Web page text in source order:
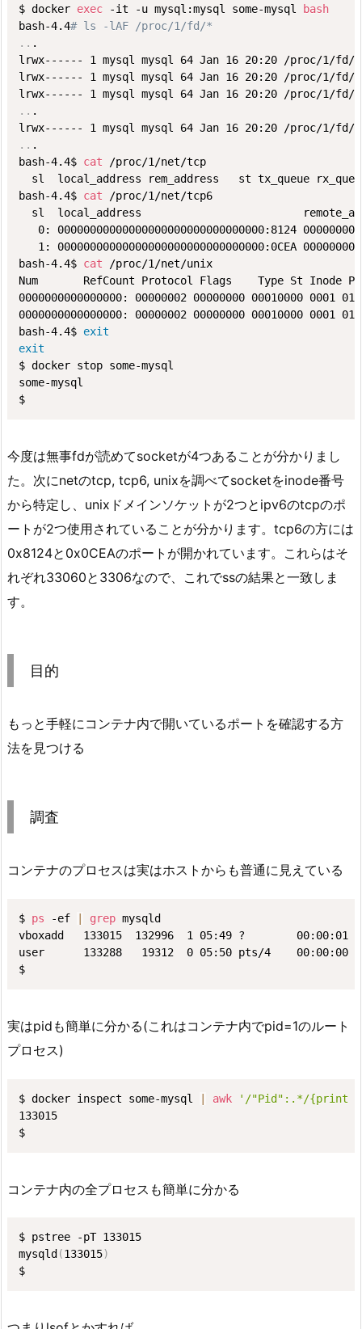
$ docker exec -it -u mysql:mysql some-mysql
bash
bash-4.4# ls -lAF /proc/1/fd/*
.. .
lrwx------ 1 mysql mysql 64 Jan 16 20:20 /proc/1/fd/
lrwx------ 1 mysql mysql 64 Jan 16 20:20 /proc/1/fd/
lrwx------ 1 mysql mysql 64 Jan 16 20:20 /proc/1/fd/
.. .
lrwx------ 1 mysql mysql 64 Jan 16 20:20 /proc/1/fd/
.. .
bash-4.4$ cat /proc/1/net/tcp
sl  local_address rem_address   st tx_queue
bash-4.4$ cat /proc/1/net/tcp6
sl  local_address
0: 00000000000000000000000000000000:8124
1: 00000000000000000000000000000000:0CEA
bash-4.4$ cat /proc/1/net/unix
Num       RefCount Protocol Flags    Type St Inode
0000000000000000: 00000002 00000000 00010000 0001
0000000000000000: 00000002 00000000 00010000 0001
bash-4.4$ exit
exit
$ docker stop some-mysql
some-mysql
$
今度は無事fdが読めてsocketが4つあることが分かりまし
た。次にnetのtcp, tcp6, unixを調べてsocketをinode番号
から特定し、unixドメインソケットが2つとipv6のtcpのポ
ートが2つ使用されていることが分かります。tcp6の方には
0x8124と0x0CEAのポートが開かれています。これらはそ
れぞれ33060と3306なので、これでssの結果と一致しま
す。
目的
もっと手軽にコンテナ内で開いているポートを確認する方
法を見つける
調査
コンテナのプロセスは実はホストからも普通に見えている
$ ps -ef grep mysqld
vboxadd   133015  132996  1 05:49 ?        00:00:01
user      133288   19312  0 05:50 pts/4    00:00:00
$
実はpidも簡単に分かる(これはコンテナ内でpid=1のルート
プロセス)
$ docker inspect some-mysql awk '/"Pid":.*/{print
133015
$
コンテナ内の全プロセスも簡単に分かる
$ pstree -pT 133015
mysqld (133015)
$